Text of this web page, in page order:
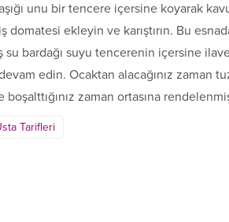
unu bir tencere içersine koyarak
ekleyin ve karıştırın. Bu
su bardağı suyu tencerenin içersine
edin. Ocaktan alacağınız zaman
boşalttığınız zaman ortasına
Tarifleri